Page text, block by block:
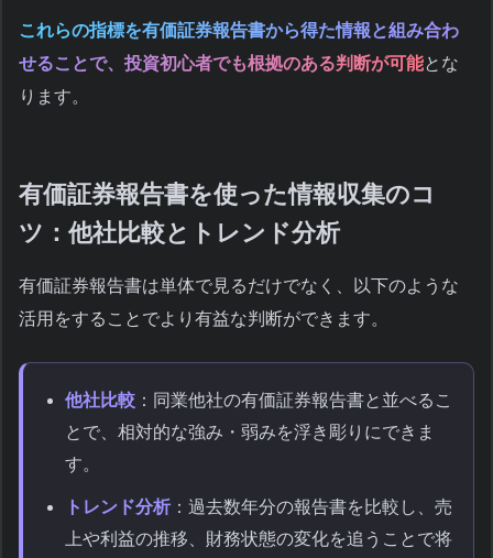
これらの指標を有価証券報告書から得た情報と組み合わ
せることで、投資初心者でも根拠のある判断が可能とな
ります。
有価証券報告書を使った情報収集のコ
ツ：他社比較とトレンド分析
有価証券報告書は単体で見るだけでなく、以下のような
活用をすることでより有益な判断ができます。
他社比較 ：同業他社の有価証券報告書と並べるこ
とで、相対的な強み・弱みを浮き彫りにできま
す。
トレンド分析：過去数年分の報告書を比較し、売
上や利益の推移、財務状態の変化を追うことで将